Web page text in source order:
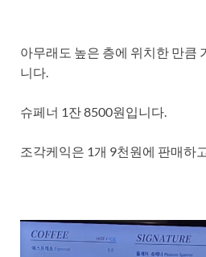
아무래도 높은 층에 위치한 만큼
니다.
슈페너 1잔 8500원입니다.
조각케익은 1개 9천원에 판매하